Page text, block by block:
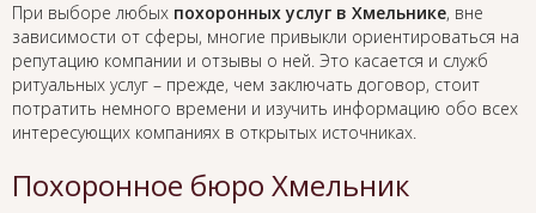
При выборе любых похоронных услуг в Хмельнике, вне
зависимости от сферы, многие привыкли ориентироваться на
репутацию компании и отзывы о ней. Это касается и служб
ритуальных услуг – прежде, чем заключать договор, стоит
потратить немного времени и изучить информацию обо всех
интересующих компаниях в открытых источниках.
Похоронное бюро Хмельник